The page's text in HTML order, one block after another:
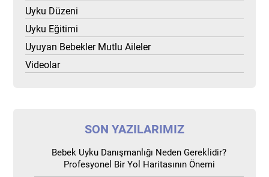
Uyku Düzeni
Uyku Eğitimi
Uyuyan Bebekler Mutlu Aileler
Videolar
SON YAZILARIMIZ
Bebek Uyku Danışmanlığı Neden Gereklidir?
Profesyonel Bir Yol Haritasının Önemi